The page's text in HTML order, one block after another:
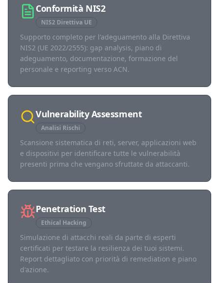
Conformità NIS2
NIS2 Direttiva UE
Supporto completo per l'adeguamento alla Direttiva
NIS2 (UE 2022/2555): gap analysis, piano di
adeguamento, documentazione, formazione del
personale e reporting verso ACN.
Vulnerability Assessment
Analisi Rischi
Scansione sistematica di reti, server, applicazioni web
e dispositivi per identificare tutte le vulnerabilità
presenti prima che vengano sfruttate da attaccanti.
Penetration Test
Ethical Hacking
Simulazione di attacchi reali da parte di esperti
certificati per testare la resilienza dei tuoi sistemi.
Report dettagliato con priorità di remediation e piano
d'azione.